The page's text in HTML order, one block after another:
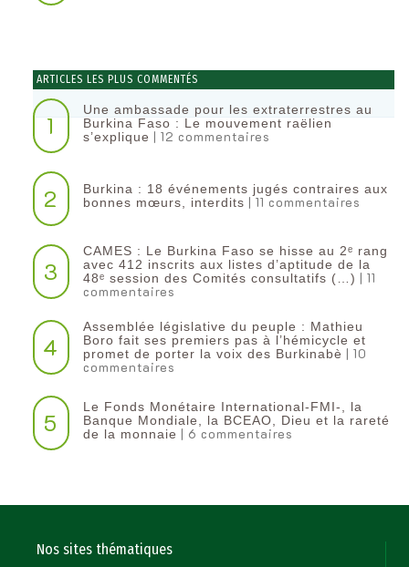
ARTICLES LES PLUS COMMENTÉS
1
Une ambassade pour les extraterrestres au
Burkina Faso : Le mouvement raëlien
s’explique | 12 commentaires
2
Burkina : 18 événements jugés contraires aux
bonnes mœurs, interdits | 11 commentaires
3
CAMES : Le Burkina Faso se hisse au 2ᵉ rang
avec 412 inscrits aux listes d’aptitude de la
48ᵉ session des Comités consultatifs (…) | 11
commentaires
4
Assemblée législative du peuple : Mathieu
Boro fait ses premiers pas à l’hémicycle et
promet de porter la voix des Burkinabè | 10
commentaires
5
Le Fonds Monétaire International-FMI-, la
Banque Mondiale, la BCEAO, Dieu et la rareté
de la monnaie | 6 commentaires
Nos sites thématiques